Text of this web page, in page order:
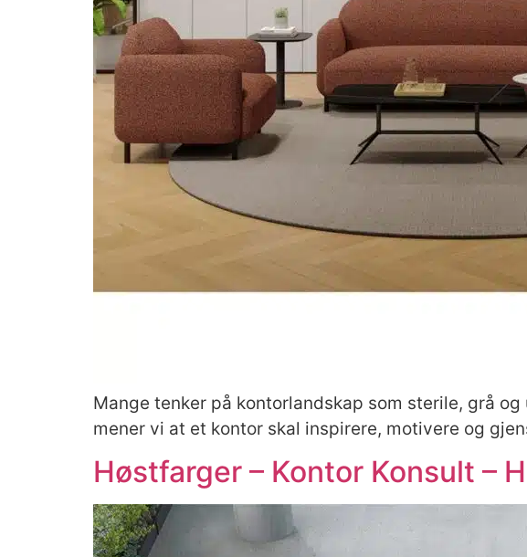
Mange tenker på kontorlandskap som sterile, grå
mener vi at et kontor skal inspirere, motivere og
Høstfarger – Kontor Konsult –